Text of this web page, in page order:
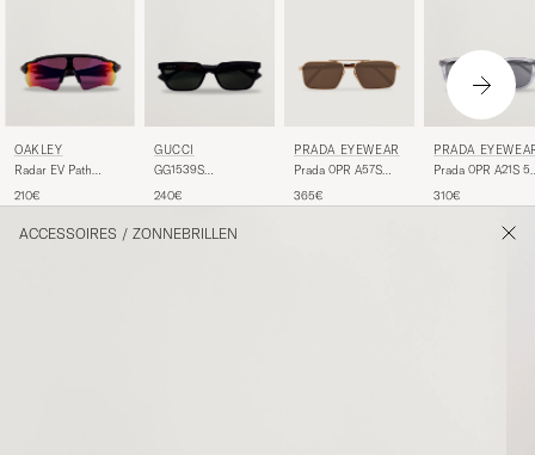
OAKLEY
Radar EV Path
Black
210€
GUCCI
GG1539S
240€
PRADA EYEWEAR
Prada 0PR A57S
Gold
365€
PRADA
Prada 0PR A21S
310€
ACCESSOIRES / ZONNEBRILLEN